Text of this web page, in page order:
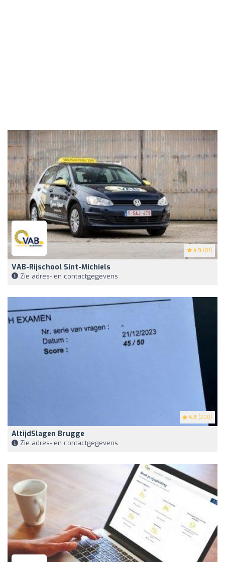
4.9 (81)
VAB-Rijschool Sint-Michiels
Zie adres- en contactgegevens
4.9 (200)
AltijdSlagen Brugge
Zie adres- en contactgegevens